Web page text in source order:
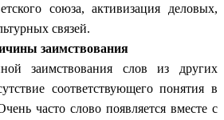
союза, активизация деловых,
связей.
заимствования
заимствования слов из других
соответствующего понятия в
часто слово появляется вместе с